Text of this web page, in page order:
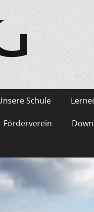
Schule
Förderverein